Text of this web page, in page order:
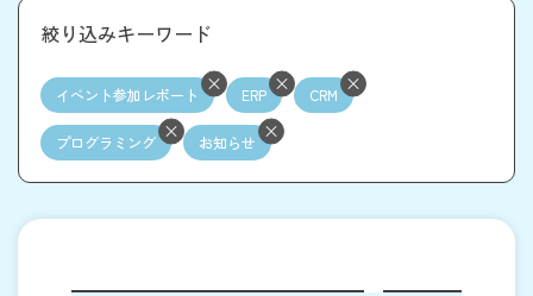
絞り込みキーワード
イベント参加レポート ERP CRM
プログラミング お知らせ